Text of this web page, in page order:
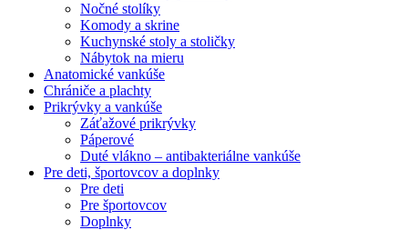
Nočné stolíky
Komody a skrine
Kuchynské stoly a stoličky
Nábytok na mieru
Anatomické vankúše
Chrániče a plachty
Prikrývky a vankúše
Záťažové prikrývky
Páperové
Duté vlákno – antibakteriálne vankúše
Pre deti, športovcov a doplnky
Pre deti
Pre športovcov
Doplnky